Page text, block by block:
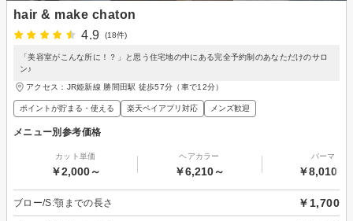
hair & make chaton
4.9
(18件)
「美容室がこんな所に！？」と思う住宅地の中にある完全予約制のあなただけのサロ
ン♪
アクセス：JR姫新線 勝間田駅 徒歩57分（車で12分）
ポイントが貯まる・使える 楽天ペイアプリ対応 メンズ歓迎
メニュー別参考価格
カット単価
￥2,000～
ヘアカラー
￥6,210～
パーマ
￥8,010～
ブロー/S:顎までの長さ ￥1,700